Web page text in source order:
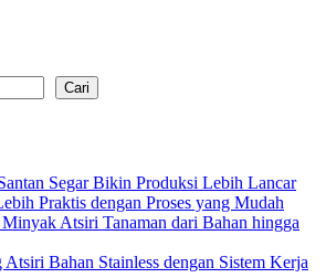
Cari
Segar Bikin Produksi Lebih Lancar
Praktis dengan Proses yang Mudah
Minyak Atsiri Tanaman dari Bahan hingga
Bahan Stainless dengan Sistem Kerja